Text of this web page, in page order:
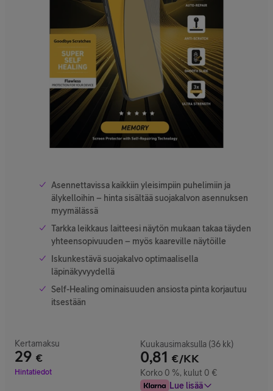
Asennettavissa kaikkiin yleisimpiin puhelimiin ja
älykelloihin – hinta sisältää suojakalvon asennuksen
myymälässä
Tarkka leikkaus laitteesi näytön mukaan takaa täyden
yhteensopivuuden – myös kaareville näytöille
Iskunkestävä suojakalvo optimaalisella
läpinäkyvyydellä
Self-Healing ominaisuuden ansiosta pinta korjautuu
itsestään
Kertamaksu
29 €
Hinta 29 €
Hintatiedot
Kuukausimaksulla (36 kk)
0,81 €/KK
Korko 0 %, kulut 0 €
Lue lisää